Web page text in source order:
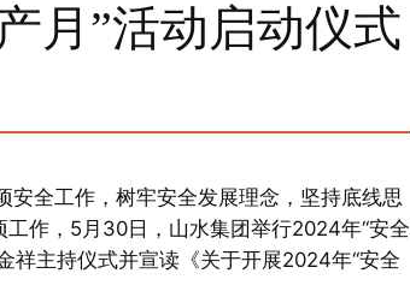
月”活动启动仪式
安全工作，树牢安全发展理念，坚持底线思
作，5月30日，山水集团举行2024年“安全
祥主持仪式并宣读《关于开展2024年“安全